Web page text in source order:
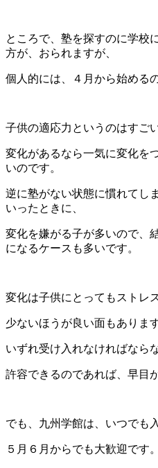
ところで、塾を探すのに学校
方が、おられますが、
個人的には、４月から始める
子供の適応力というのはすご
変化があるなら一気に変化を
いのです。
逆に塾がない状態に慣れてし
いったときに、
変化を嫌がる子が多いので、
になるケースも多いです。
変化は子供にとってもストレ
少ないほうが良い面もあります
いずれ受け入れなければなら
許容できるのであれば、早目
でも、九州学館は、いつでも
５月６月からでも大歓迎です。